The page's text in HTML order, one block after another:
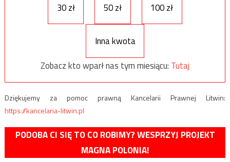
30 zł
50 zł 100 zł
Inna kwota
Zobacz kto wparł nas tym miesiącu: Tutaj
Dziękujemy za pomoc prawną Kancelarii Prawnej Litwin:
https://kancelaria-litwin.pl
PODOBA CI SIĘ TO CO ROBIMY? WESPRZYJ PROJEKT
MAGNA POLONIA!